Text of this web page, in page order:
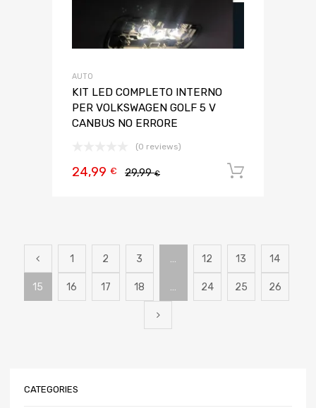
AUTO
KIT LED COMPLETO INTERNO
PER VOLKSWAGEN GOLF 5 V
CANBUS NO ERRORE
(0 reviews)
29,99€
24,99 €
1 2 3 … 12 13 14
15 16 17 18 … 24 25 26
CATEGORIES